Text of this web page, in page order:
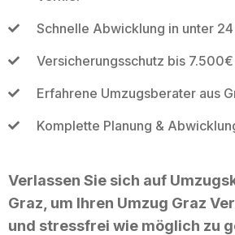
Schnelle Abwicklung in unter
Versicherungsschutz bis
Erfahrene Umzugsberater aus
Komplette Planung &
Verlassen Sie sich auf
Graz, um Ihren Umzug Graz
und stressfrei wie möglich zu